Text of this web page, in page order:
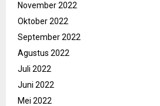
November 2022
Oktober 2022
September 2022
Agustus 2022
Juli 2022
Juni 2022
Mei 2022